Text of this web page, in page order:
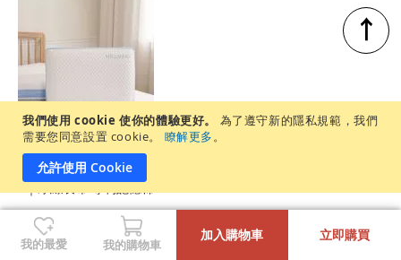
我們使用 cookie 使你的體驗更好。
為了遵守新的隱私規範，我們
需要您同意設置 cookie。
瞭解更多。
允許使用 Cookie
涼感減壓記憶枕｜買1送
1｜冰絲表布 專利記憶棉
$1,990
買1送1 任選搭配
↑
我的最愛 我的購物車
加入購物車 立即購買
+
-